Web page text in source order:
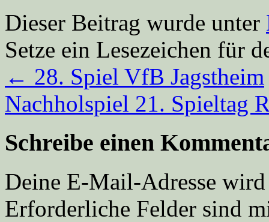
Dieser Beitrag wurde unter
Setze ein Lesezeichen für
← 28. Spiel VfB Jagstheim
Nachholspiel 21. Spieltag
Schreibe einen
Deine E-Mail-Adresse
Erforderliche Felder sind